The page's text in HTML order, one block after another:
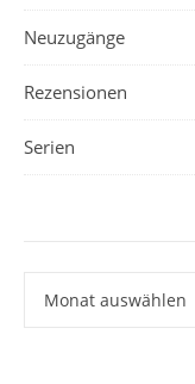
Neuzugänge
Rezensionen
Serien